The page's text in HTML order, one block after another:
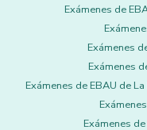
Exámenes de
Exámenes
Exámenes
Exámenes de EBAU de
Exámenes